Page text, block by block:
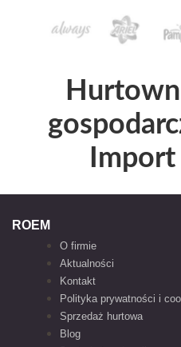
ROEM
O firmie
Aktualności
Kontakt
Polityka prywatności i
Sprzedaż hurtowa
Blog